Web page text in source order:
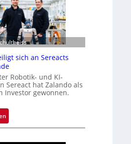
sich an Sereacts
Robotik- und KI-
Sereact hat Zalando als
Investor gewonnen.
Z